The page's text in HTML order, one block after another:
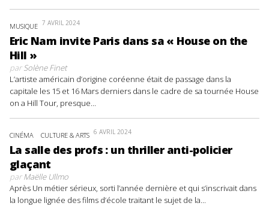
MUSIQUE 7 AVRIL 2024
Eric Nam invite Paris dans sa « House on the
Hill »
parSolène Finet
L’artiste américain d’origine coréenne était de passage dans la
capitale les 15 et 16 Mars derniers dans le cadre de sa tournée House
on a Hill Tour, presque...
CINÉMA CULTURE & ARTS 6 AVRIL 2024
La salle des profs : un thriller anti-policier
glaçant
parMaëlle Ullmo
Après Un métier sérieux, sorti l’année dernière et qui s’inscrivait dans
la longue lignée des films d’école traitant le sujet de la...